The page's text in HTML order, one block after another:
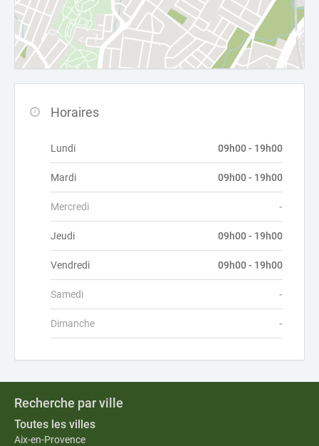
Horaires
Lundi 09h00 - 19h00
Mardi 09h00 - 19h00
Mercredi -
Jeudi 09h00 - 19h00
Vendredi 09h00 - 19h00
Samedi -
Dimanche -
Recherche par ville
Toutes les villes
Aix-en-Provence